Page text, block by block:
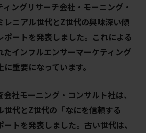
ィングリサーチ会社・モーニング・
レニアル世代とZ世代の興味深い傾
ポートを発表しました。これによる
たインフルエンサーマーケティング
重要になっています。
社モーニング・コンサルト社は、
世代とZ世代の「なにを信頼する
トを発表しました。古い世代は、